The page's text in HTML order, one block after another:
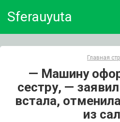
Sferauyuta
Главная
— Машину
сестру, —
встала,
из